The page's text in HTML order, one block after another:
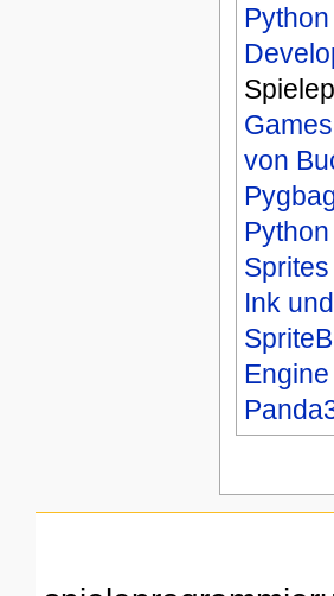
Games
von
Sprites
Ink
Engine